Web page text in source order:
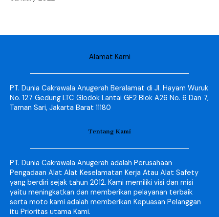
Alamat Kami
PT. Dunia Cakrawala Anugerah Beralamat di Jl. Hayam Wuruk
No. 127 Gedung LTC Glodok Lantai GF2 Blok A26 No. 6 Dan 7,
Taman Sari, Jakarta Barat 11180
Tentang Kami
PT. Dunia Cakrawala Anugerah adalah Perusahaan
Pengadaan Alat Alat Keselamatan Kerja Atau Alat Safety
yang berdiri sejak tahun 2012. Kami memiliki visi dan misi
yaitu meningkatkan dan memberikan pelayanan terbaik
serta moto kami adalah memberikan Kepuasan Pelanggan
itu Prioritas utama Kami.